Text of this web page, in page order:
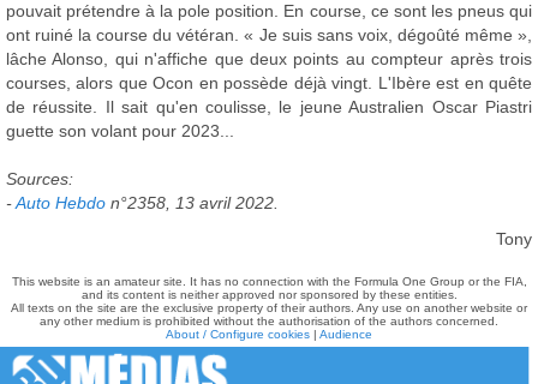
pouvait prétendre à la pole position. En course, ce sont les pneus qui
ont ruiné la course du vétéran. « Je suis sans voix, dégoûté même »,
lâche Alonso, qui n'affiche que deux points au compteur après trois
courses, alors que Ocon en possède déjà vingt. L'Ibère est en quête
de réussite. Il sait qu'en coulisse, le jeune Australien Oscar Piastri
guette son volant pour 2023...
Sources:
-Auto Hebdo n°2358, 13 avril 2022.
Tony
This website is an amateur site. It has no connection with the Formula One Group or the FIA,
and its content is neither approved nor sponsored by these entities.
All texts on the site are the exclusive property of their authors. Any use on another website or
any other medium is prohibited without the authorisation of the authors concerned.
About / Configure cookies | Audience